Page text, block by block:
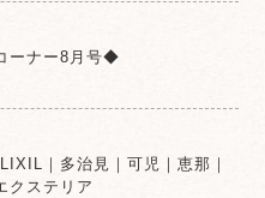
ーナー8月号◆
｜多治見｜可児｜恵那｜
クステリア